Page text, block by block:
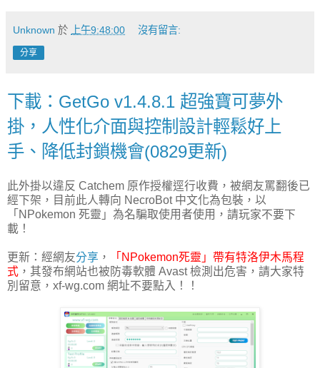
Unknown 於 上午9:48:00 沒有留言:
分享
下載：GetGo v1.4.8.1 超強寶可夢外
掛，人性化介面與控制設計輕鬆好上
手、降低封鎖機會(0829更新)
此外掛以違反 Catchem 原作授權逕行收費，被網友罵翻後已
經下架，目前此人轉向 NecroBot 中文化為包裝，以
「NPokemon 死靈」為名騙取使用者使用，請玩家不要下
載！
更新：經網友分享 ，
「NPokemon死靈」帶有特洛伊木馬程
式 ，其發布網站也被防毒軟體 Avast 檢測出危害，請大家特
別留意，xf-wg.com 網址不要點入！！